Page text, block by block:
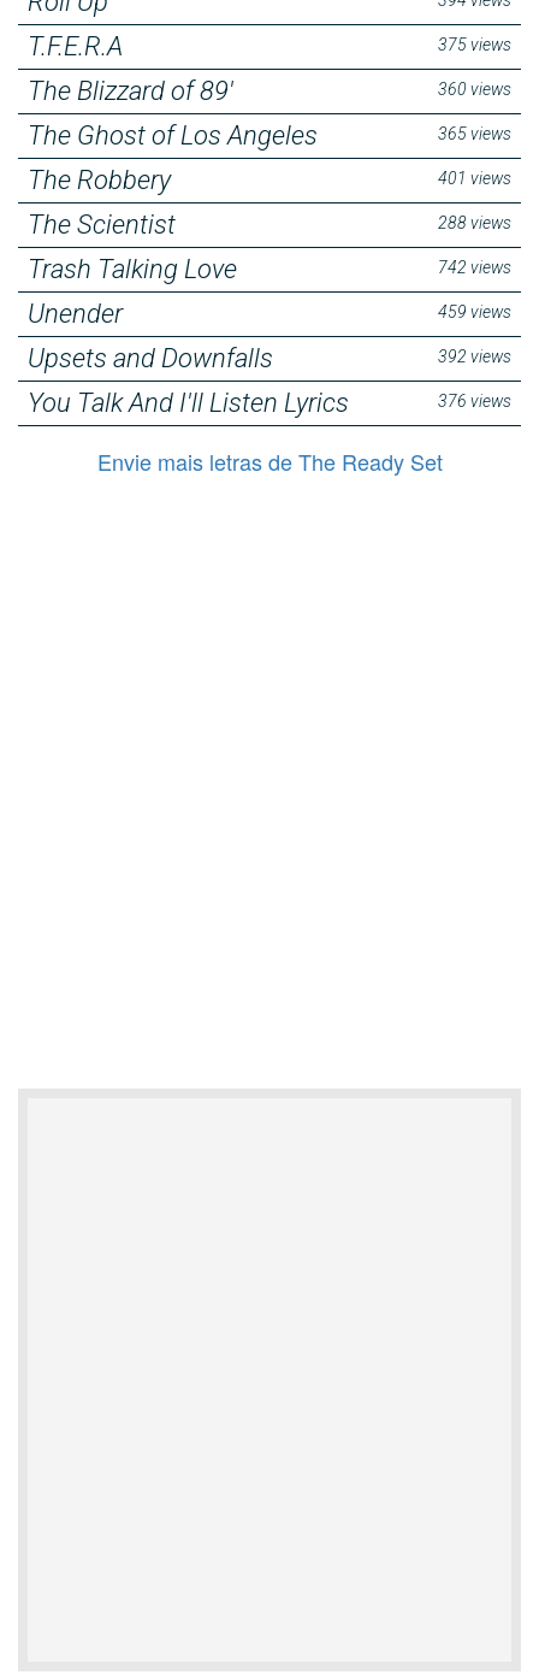
T.F.E.R.A 375 views
The Blizzard of 89' 360 views
The Ghost of Los Angeles 365 views
The Robbery 401 views
The Scientist 288 views
Trash Talking Love 742 views
Unender 459 views
Upsets and Downfalls 392 views
You Talk And I'll Listen Lyrics 376 views
Envie mais letras de The Ready Set